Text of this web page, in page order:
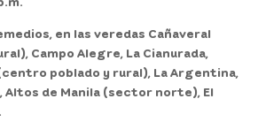
en las veredas Cañaveral
Campo Alegre, La Cianurada,
poblado y rural), La Argentina,
Altos de Manila (sector norte), El